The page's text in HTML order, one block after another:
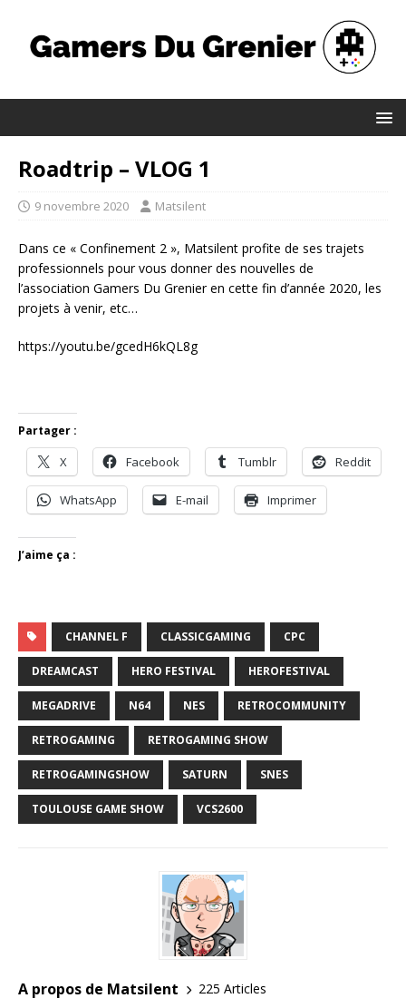
Roadtrip – VLOG 1
9 novembre 2020 Matsilent
Dans ce « Confinement 2 », Matsilent profite de ses trajets
professionnels pour vous donner des nouvelles de
l’association Gamers Du Grenier en cette fin d’année 2020, les
projets à venir, etc…
https://youtu.be/gcedH6kQL8g
Partager :
X Facebook Tumblr Reddit
WhatsApp E-mail Imprimer
J’aime ça :
CHANNEL F CLASSICGAMING CPC
DREAMCAST HERO FESTIVAL HEROFESTIVAL
MEGADRIVE N64 NES RETROCOMMUNITY
RETROGAMING RETROGAMING SHOW
RETROGAMINGSHOW SATURN SNES
TOULOUSE GAME SHOW VCS2600
A propos de Matsilent
225 Articles